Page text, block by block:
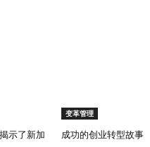
，尽可能提供安抚，并清晰
革视为机遇而非威胁。 此外
示了新加
变革管理
成功的创业转型故事